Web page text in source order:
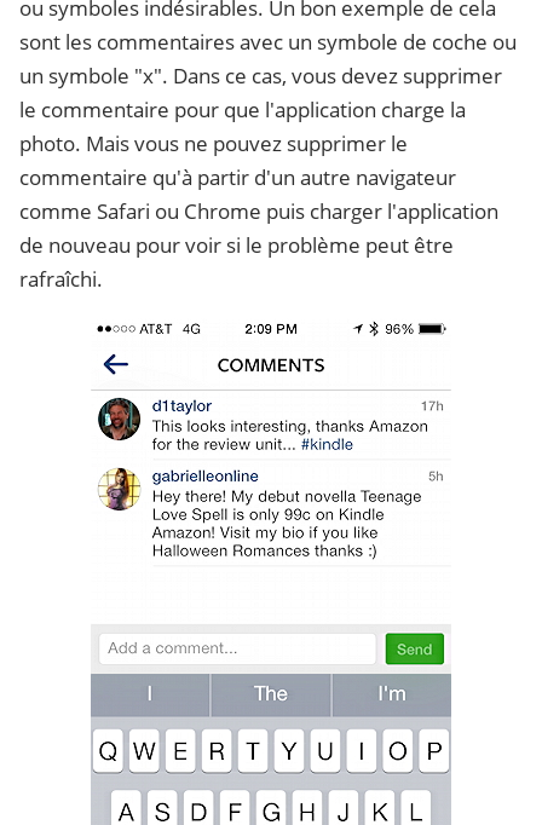
ou symboles indésirables. Un bon exemple de cela
sont les commentaires avec un symbole de coche ou
un symbole "x". Dans ce cas, vous devez supprimer
le commentaire pour que l'application charge la
photo. Mais vous ne pouvez supprimer le
commentaire qu'à partir d'un autre navigateur
comme Safari ou Chrome puis charger l'application
de nouveau pour voir si le problème peut être
rafraîchi.